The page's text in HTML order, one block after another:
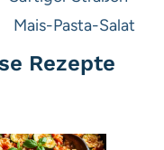
Mais-Pasta-Salat
Rezepte